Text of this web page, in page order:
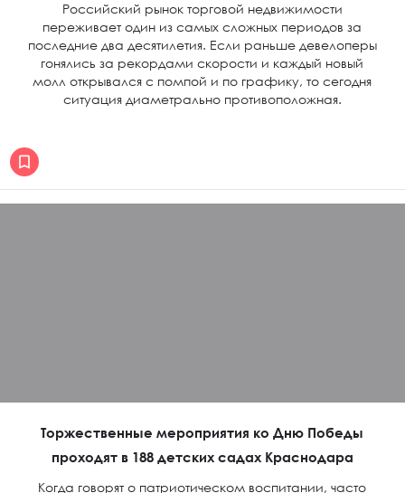
Российский рынок торговой недвижимости
переживает один из самых сложных периодов за
последние два десятилетия. Если раньше девелоперы
гонялись за рекордами скорости и каждый новый
молл открывался с помпой и по графику, то сегодня
ситуация диаметрально противоположная.
Торжественные мероприятия ко Дню Победы
проходят в 188 детских садах Краснодара
Когда говорят о патриотическом воспитании, часто